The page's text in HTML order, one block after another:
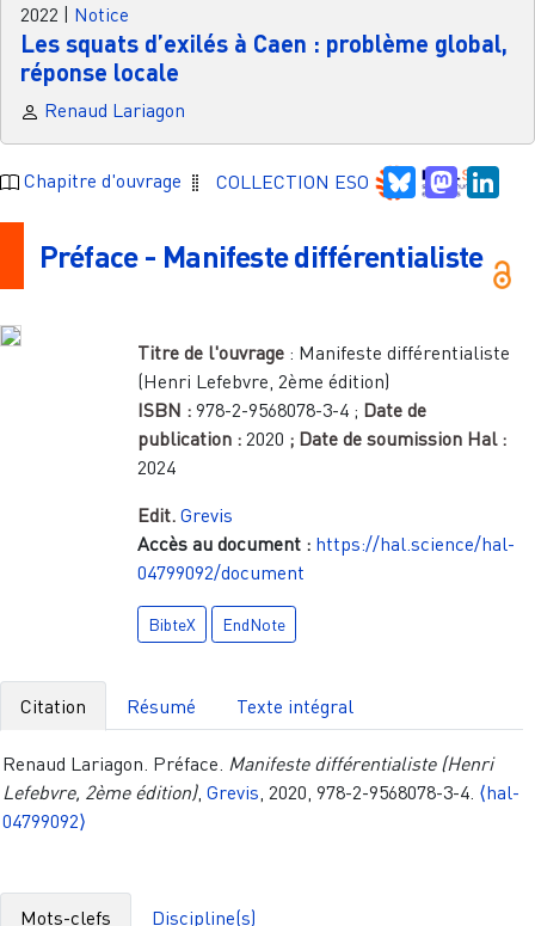
2022 | Notice
Les squats d’exilés à Caen : problème global,
réponse locale
Renaud Lariagon
Chapitre d'ouvrage COLLECTION ESO Bluesky
Préface - Manifeste différentialiste
Titre de l'ouvrage : Manifeste différentialiste
(Henri Lefebvre, 2ème édition)
ISBN :978-2-9568078-3-4 ; Date de
publication : 2020 ; Date de soumission Hal :
2024
Edit.Grevis
Accès au document : https://hal.science/hal-
04799092/document
BibteX EndNote
Citation Résumé Texte intégral
Renaud Lariagon. Préface. Manifeste différentialiste (Henri
Lefebvre, 2ème édition), Grevis , 2020, 978-2-9568078-3-4. ⟨hal-
04799092⟩
Mots-clefs Discipline(s)